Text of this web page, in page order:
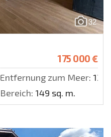
32
175 000 €
Entfernung zum Meer:
Bereich: 149 sq. m.